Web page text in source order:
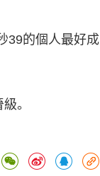
39的個人最好成
。